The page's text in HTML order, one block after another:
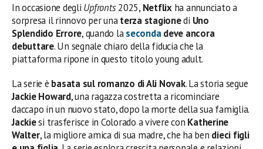
In occasione degli Upfronts2025, Netflixha annunciato a
sorpresa il rinnovo per unaterza stagionedi Uno
Splendido Errore, quando lasecondadeve ancora
debuttare. Un segnale chiaro della fiducia che la
piattaforma ripone in questo titolo young adult.
La serie è basata sul romanzo di Ali Novak. La storia segue
Jackie Howard, una ragazza costretta a ricominciare
daccapo in un nuovo stato, dopo la morte della sua famiglia.
Jackiesi trasferisce in Colorado a vivere con Katherine
Walter, la migliore amica di sua madre, che ha ben dieci figli